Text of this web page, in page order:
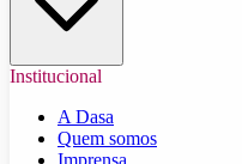
Institucional
A Dasa
Quem somos
Imprensa